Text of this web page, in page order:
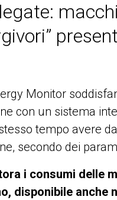
Monitor
con un sistema
tempo avere
secondo dei
i consumi delle
disponibile anche